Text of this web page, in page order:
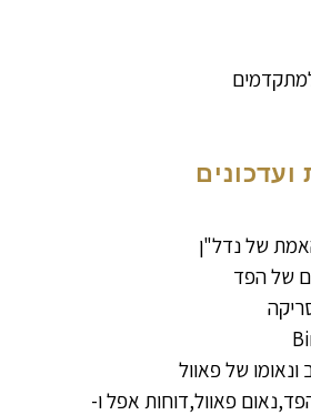
של נדל"ן
של הפד
של פאוול
פאוול,דוחות אפל ו-